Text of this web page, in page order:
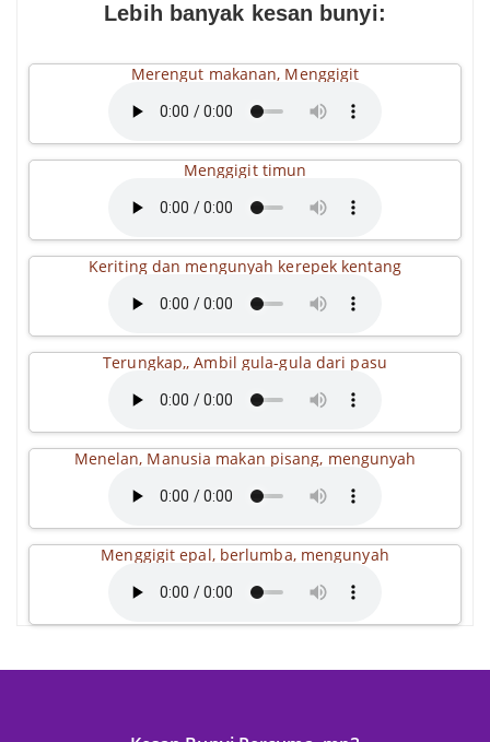
Lebih banyak kesan bunyi:
Merengut makanan, Menggigit
Menggigit timun
Keriting dan mengunyah kerepek kentang
Terungkap,, Ambil gula-gula dari pasu
Menelan, Manusia makan pisang, mengunyah
Menggigit epal, berlumba, mengunyah